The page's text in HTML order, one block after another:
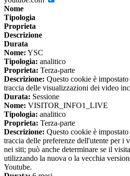
Nome
Tipologia
Proprieta
Descrizione
Durata
Nome: YSC
Tipologia: analitico
Proprieta: Terza-parte
Descrizione: Questo cookie è
traccia delle visualizzazioni dei video
Durata: Sessione
Nome: VISITOR_INFO1_LIVE
Tipologia: analitico
Proprieta: Terza-parte
Descrizione: Questo cookie è
traccia delle preferenze dell'utente per i
nei siti; può anche determinare se il
utilizzando la nuova o la vecchia
Youtube.